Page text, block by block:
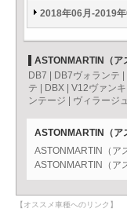
2018年06月-2019年
ASTONMARTIN（ア
DB7
DB7ヴォランテ
テ
DBX V12ヴァン
ンテージ
ヴィラージュ
ASTONMARTIN（ア
ASTONMARTIN（ア
ASTONMARTIN（ア
【オススメ車種へのリンク】